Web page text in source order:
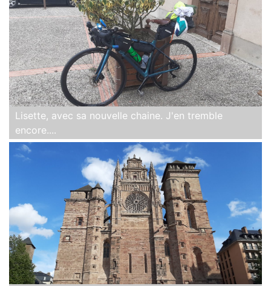
Lisette, avec sa nouvelle chaine. J'en tremble
encore....